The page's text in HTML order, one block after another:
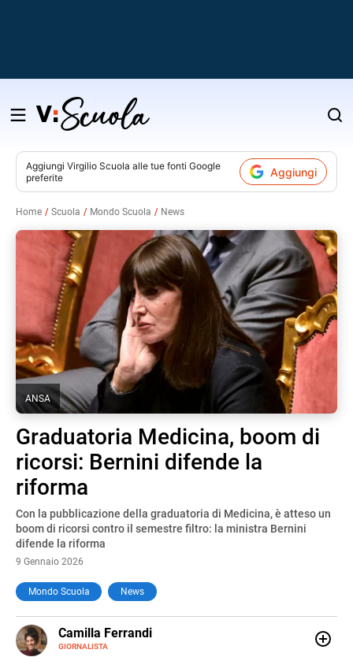
Salta
contenuto
Aggiungi Virgilio Scuola alle tue fonti Google
preferite
Aggiungi
Home Scuola Mondo Scuola News
ANSA
Graduatoria Medicina, boom di
ricorsi: Bernini difende la
riforma
Con la pubblicazione della graduatoria di Medicina, è atteso un
boom di ricorsi contro il semestre filtro: la ministra Bernini
difende la riforma
9 Gennaio 2026
Mondo Scuola News
Camilla Ferrandi
GIORNALISTA
E-
MAIL
LINKEDIN